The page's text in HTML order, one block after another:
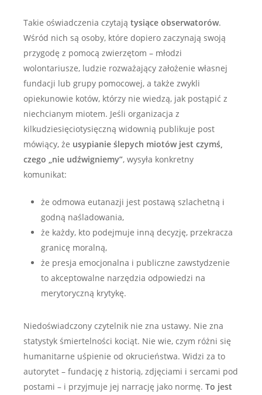
Takie oświadczenia czytajątysiące obserwatorów.
Wśród nich są osoby, które dopiero zaczynają swoją
przygodę z pomocą zwierzętom – młodzi
wolontariusze, ludzie rozważający założenie własnej
fundacji lub grupy pomocowej, a także zwykli
opiekunowie kotów, którzy nie wiedzą, jak postąpić z
niechcianym miotem. Jeśli organizacja z
kilkudziesięciotysięczną widownią publikuje post
mówiący, że usypianie ślepych miotów jest czymś,
czego „nie udźwigniemy”, wysyła konkretny
komunikat:
że odmowa eutanazji jest postawą szlachetną i
godną naśladowania,
że każdy, kto podejmuje inną decyzję, przekracza
granicę moralną,
że presja emocjonalna i publiczne zawstydzenie
to akceptowalne narzędzia odpowiedzi na
merytoryczną krytykę.
Niedoświadczony czytelnik nie zna ustawy. Nie zna
statystyk śmiertelności kociąt. Nie wie, czym różni się
humanitarne uśpienie od okrucieństwa. Widzi za to
autorytet – fundację z historią, zdjęciami i serc­ami pod
postami – i przyjmuje jej narrację jako normę.To jest